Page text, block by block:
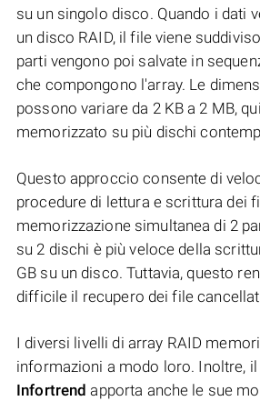
su un singolo disco. Quando i dati
un disco RAID, il file viene
parti vengono poi salvate in
che compongono l'array. Le
possono variare da 2 KB a 2 MB,
memorizzato su più dischi
Questo approccio consente di
procedure di lettura e scrittura dei
memorizzazione simultanea di 2
su 2 dischi è più veloce della
GB su un disco. Tuttavia, questo
difficile il recupero dei file
I diversi livelli di array RAID
informazioni a modo loro. Inoltre,
Infortrend apporta anche le sue